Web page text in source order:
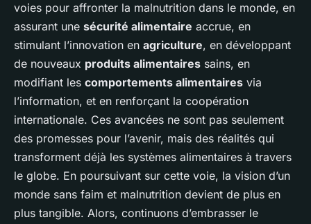
voies pour affronter la malnutrition dans le monde, en
assurant une sécurité alimentaire accrue, en
stimulant l’innovation en agriculture, en développant
de nouveaux produits alimentaires sains, en
modifiant les comportements alimentaires via
l’information, et en renforçant la coopération
internationale. Ces avancées ne sont pas seulement
des promesses pour l’avenir, mais des réalités qui
transforment déjà les systèmes alimentaires à travers
le globe. En poursuivant sur cette voie, la vision d’un
monde sans faim et malnutrition devient de plus en
plus tangible. Alors, continuons d’embrasser le